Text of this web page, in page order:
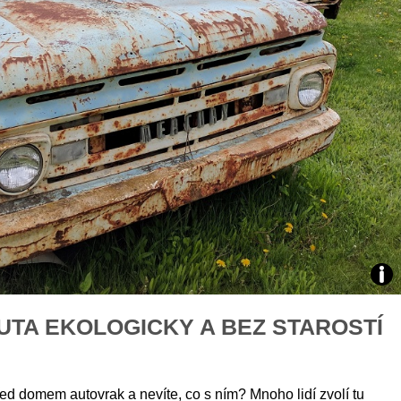
Zdroj:
EKOLOGICKY A BEZ STAROSTÍ
domem autovrak a nevíte, co s ním? Mnoho lidí zvolí tu
správného poutání
autosedačky
stručně o autosedačkách
Zabavte děti na cestách
překvapivé rady pro